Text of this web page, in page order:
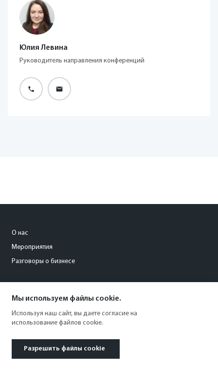
Юлия Левина
Руководитель направления конференций
О нас
Мероприятия
Разговоры о бизнесе
+7 (996) 123 01 22
Мы используем файлы cookie.
Используя наш сайт, вы даете согласие на
использование файлов cookie.
Разрешить файлы cookie